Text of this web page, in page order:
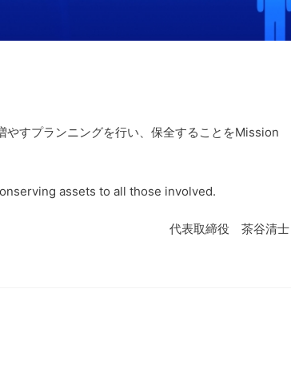
やすプランニングを行い、保全することをMission
assets to all those involved.
代表取締役 茶谷清士